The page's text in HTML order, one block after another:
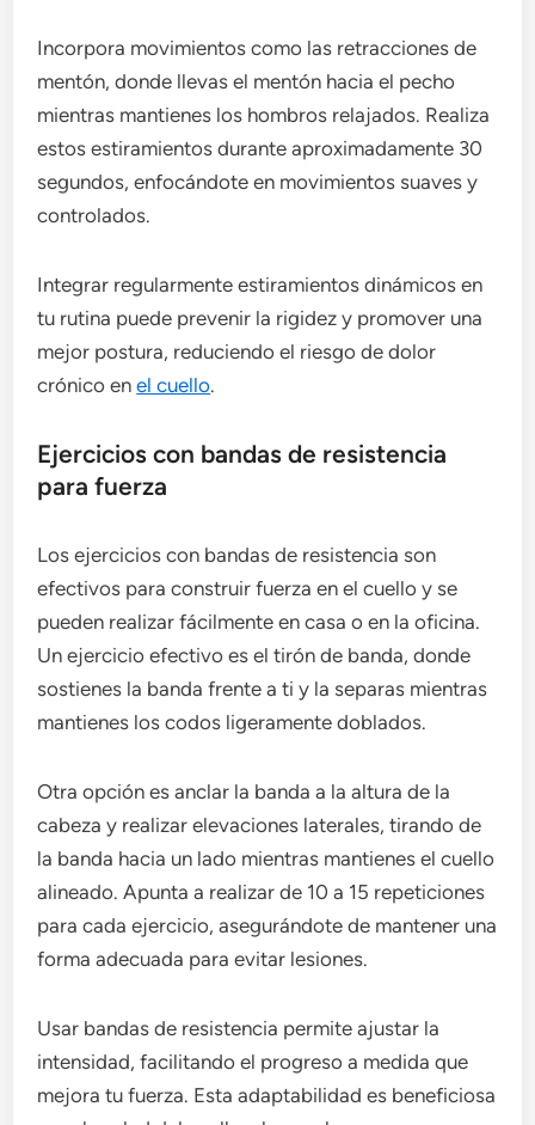
Incorpora movimientos como las retracciones de
mentón, donde llevas el mentón hacia el pecho
mientras mantienes los hombros relajados. Realiza
estos estiramientos durante aproximadamente 30
segundos, enfocándote en movimientos suaves y
controlados.
Integrar regularmente estiramientos dinámicos en
tu rutina puede prevenir la rigidez y promover una
mejor postura, reduciendo el riesgo de dolor
crónico enel cuello.
Ejercicios con bandas de resistencia
para fuerza
Los ejercicios con bandas de resistencia son
efectivos para construir fuerza en el cuello y se
pueden realizar fácilmente en casa o en la oficina.
Un ejercicio efectivo es el tirón de banda, donde
sostienes la banda frente a ti y la separas mientras
mantienes los codos ligeramente doblados.
Otra opción es anclar la banda a la altura de la
cabeza y realizar elevaciones laterales, tirando de
la banda hacia un lado mientras mantienes el cuello
alineado. Apunta a realizar de 10 a 15 repeticiones
para cada ejercicio, asegurándote de mantener una
forma adecuada para evitar lesiones.
Usar bandas de resistencia permite ajustar la
intensidad, facilitando el progreso a medida que
mejora tu fuerza. Esta adaptabilidad es beneficiosa